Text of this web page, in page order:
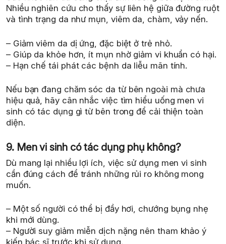
Nhiều nghiên cứu cho thấy sự liên hệ giữa đường ruột
và tình trạng da như mụn, viêm da, chàm, vảy nến.
– Giảm viêm da dị ứng, đặc biệt ở trẻ nhỏ.
– Giúp da khỏe hơn, ít mụn nhờ giảm vi khuẩn có hại.
– Hạn chế tái phát các bệnh da liễu mãn tính.
Nếu bạn đang chăm sóc da từ bên ngoài mà chưa
hiệu quả, hãy cân nhắc việc tìm hiểu uống men vi
sinh có tác dụng gì từ bên trong để cải thiện toàn
diện.
9. Men vi sinh có tác dụng phụ không?
Dù mang lại nhiều lợi ích, việc sử dụng men vi sinh
cần đúng cách để tránh những rủi ro không mong
muốn.
– Một số người có thể bị đầy hơi, chướng bụng nhẹ
khi mới dùng.
– Người suy giảm miễn dịch nặng nên tham khảo ý